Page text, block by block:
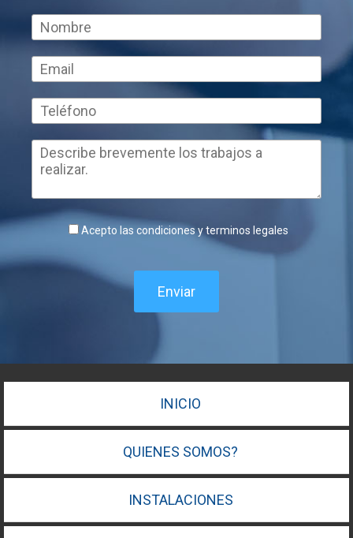
Acepto las condiciones y terminos legales
Enviar
INICIO
QUIENES SOMOS?
INSTALACIONES